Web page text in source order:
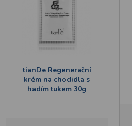
tianDe Regenerační
krém na chodidla s
hadím tukem 30g